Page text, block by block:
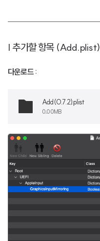
| 추가할 항목 (Add.plist)
다운로드 :
Add(0.7.2).plist
0.00MB